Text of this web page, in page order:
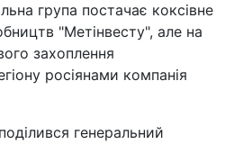
група постачає коксівне
"Метінвесту", але на
захоплення
росіянами компанія
генеральний